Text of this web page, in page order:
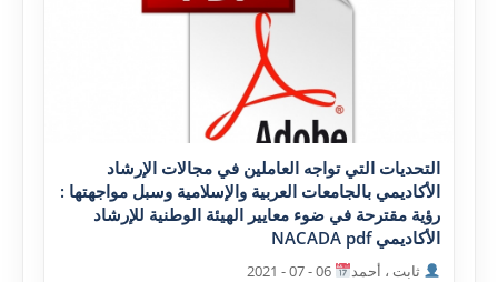
التحديات التي تواجه العاملين في مجالات الإرشاد
الأکاديمي بالجامعات العربية والإسلامية وسبل مواجهتها :
رؤية مقترحة في ضوء معايير الهيئة الوطنية للإرشاد
الأکاديمي NACADA pdf
ثابت ، أحمد